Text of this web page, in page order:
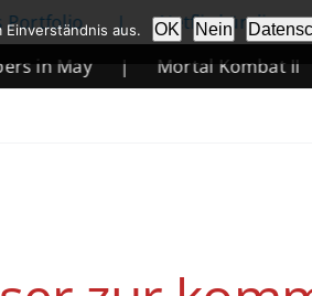
|
Netflix kündigt neue
in May
Mortal Kombat II
aus. OK Nein